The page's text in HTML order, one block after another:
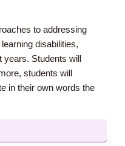
to addressing
disabilities,
years. Students will
students will
in their own words the